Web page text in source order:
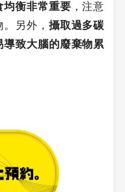
均衡非常重要 ，注意
另外， 攝取過多碳
致大腦的廢棄物累